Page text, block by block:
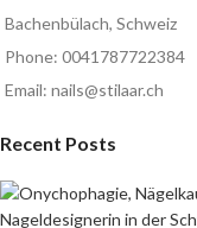
Bachenbülach, Schweiz
Phone: 0041787722384
Email: nails@stilaar.ch
Recent Posts